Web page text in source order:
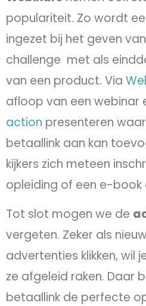
populariteit. Zo wordt
ingezet bij het geven
challenge met als
van een product. Via
afloop van een webinar
action presenteren
betaallink aan kan
kijkers zich meteen
opleiding of een e-book
Tot slot mogen we de
vergeten. Zeker als
advertenties klikken, wil
ze afgeleid raken. Daar
betaallink de perfecte